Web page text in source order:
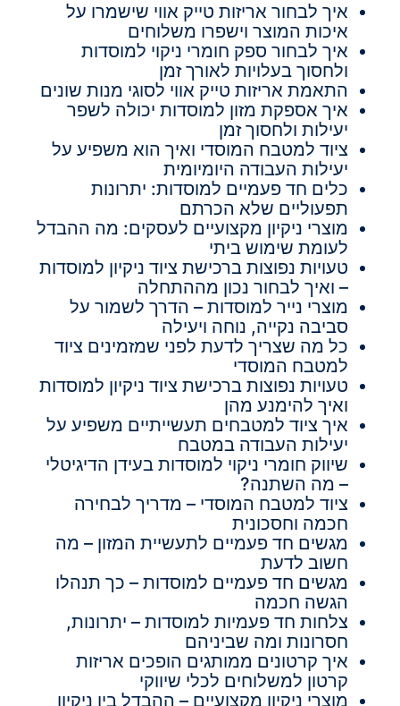
איך לבחור אריזות טייק אווי שישמרו על
איכות המוצר וישפרו משלוחים
איך לבחור ספק חומרי ניקוי למוסדות
ולחסוך בעלויות לאורך זמן
התאמת אריזות טייק אווי לסוגי מנות שונים
איך אספקת מזון למוסדות יכולה לשפר
יעילות ולחסוך זמן
ציוד למטבח המוסדי ואיך הוא משפיע על
יעילות העבודה היומיומית
כלים חד פעמיים למוסדות: יתרונות
תפעוליים שלא הכרתם
מוצרי ניקיון מקצועיים לעסקים: מה ההבדל
לעומת שימוש ביתי
טעויות נפוצות ברכישת ציוד ניקיון למוסדות
– ואיך לבחור נכון מההתחלה
מוצרי נייר למוסדות – הדרך לשמור על
סביבה נקייה, נוחה ויעילה
כל מה שצריך לדעת לפני שמזמינים ציוד
למטבח המוסדי
טעויות נפוצות ברכישת ציוד ניקיון למוסדות
ואיך להימנע מהן
איך ציוד למטבחים תעשייתיים משפיע על
יעילות העבודה במטבח
שיווק חומרי ניקוי למוסדות בעידן הדיגיטלי
– מה השתנה?
ציוד למטבח המוסדי – מדריך לבחירה
חכמה וחסכונית
מגשים חד פעמיים לתעשיית המזון – מה
חשוב לדעת
מגשים חד פעמיים למוסדות – כך תנהלו
הגשה חכמה
צלחות חד פעמיות למוסדות – יתרונות,
חסרונות ומה שביניהם
איך קרטונים ממותגים הופכים אריזות
קרטון למשלוחים לכלי שיווקי
מוצרי ניקיון מקצועיים – ההבדל בין ניקיון